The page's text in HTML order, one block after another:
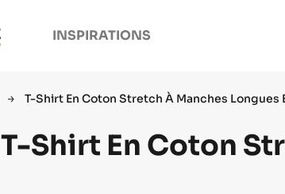
INSPIRATIONS
T-Shirt En Coton Stretch À Manches Longues
T-Shirt En Coton